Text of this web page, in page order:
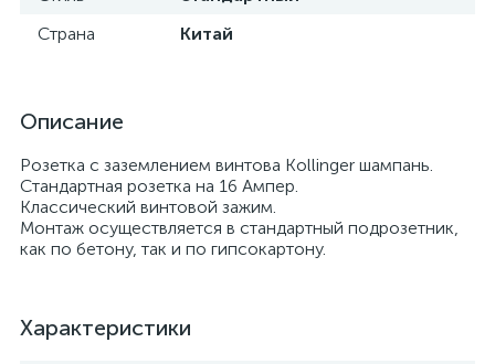
Страна
Китай
Описание
Розетка с заземлением винтова Kollinger шампань.
Стандартная розетка на 16 Ампер.
Классический винтовой зажим.
Монтаж осуществляется в стандартный подрозетник,
как по бетону, так и по гипсокартону.
Характеристики